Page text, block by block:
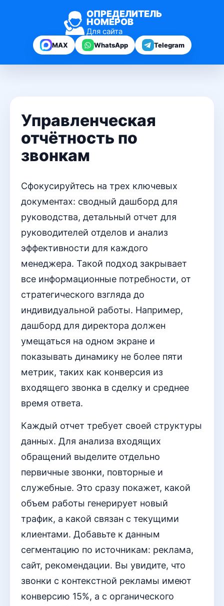
ОПРЕДЕЛИТЕЛЬ
НОМЕРОВ
Для сайта
MAX WhatsApp Telegram
Управленческая
отчётность по
звонкам
Сфокусируйтесь на трех ключевых
документах: сводный дашборд для
руководства, детальный отчет для
руководителей отделов и анализ
эффективности для каждого
менеджера. Такой подход закрывает
все информационные потребности, от
стратегического взгляда до
индивидуальной работы. Например,
дашборд для директора должен
умещаться на одном экране и
показывать динамику не более пяти
метрик, таких как конверсия из
входящего звонка в сделку и среднее
время ответа.
Каждый отчет требует своей структуры
данных. Для анализа входящих
обращений выделите отдельно
первичные звонки, повторные и
служебные. Это сразу покажет, какой
объем работы генерирует новый
трафик, а какой связан с текущими
клиентами. Добавьте к данным
сегментацию по источникам: реклама,
сайт, рекомендации. Вы увидите, что
звонки с контекстной рекламы имеют
конверсию 15%, а с органического